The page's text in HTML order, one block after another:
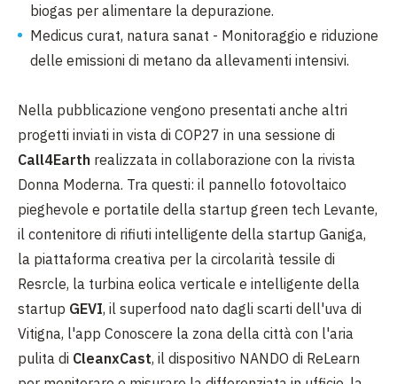
biogas per alimentare la depurazione.
Medicus curat, natura sanat - Monitoraggio e riduzione
delle emissioni di metano da allevamenti intensivi.
Nella pubblicazione vengono presentati anche altri
progetti inviati in vista di COP27 in una sessione di
Call4Earth realizzata in collaborazione con la rivista
Donna Moderna. Tra questi: il pannello fotovoltaico
pieghevole e portatile della startup green tech Levante,
il contenitore di rifiuti intelligente della startup Ganiga,
la piattaforma creativa per la circolarità tessile di
Resrcle, la turbina eolica verticale e intelligente della
startup GEVI, il superfood nato dagli scarti dell'uva di
Vitigna, l'app Conoscere la zona della città con l'aria
pulita di CleanxCast, il dispositivo NANDO di ReLearn